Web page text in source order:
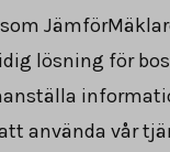
lösning för
använda vår